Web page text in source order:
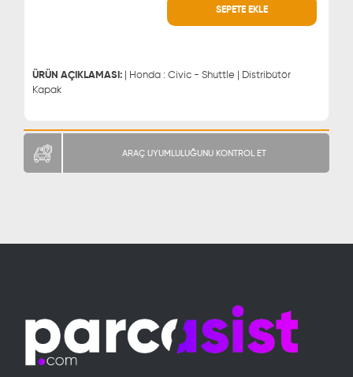
SEPETE EKLE
ÜRÜN AÇIKLAMASI: | Honda : Civic - Shuttle | Distribütör
Kapak
MÜŞTERİ HİZMETLERİ
ARAÇ UYUMLULUĞUNU KONTROL ET